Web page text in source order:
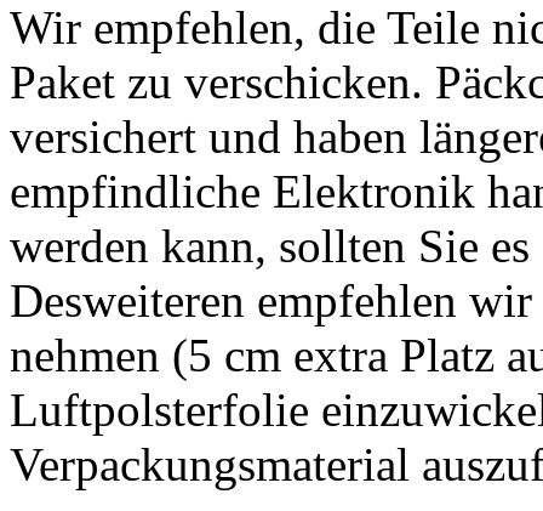
Wir empfehlen, die Teile
Paket zu verschicken.
versichert und haben
empfindliche Elektronik
werden kann, sollten Sie
Desweiteren empfehlen
nehmen (5 cm extra Platz
Luftpolsterfolie
Verpackungsmaterial